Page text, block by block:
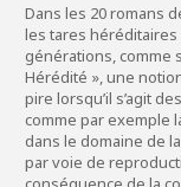
Dans les 20 romans
les tares héréditaires
générations, comme
Hérédité », une
pire lorsqu’il s’agit
comme par exemple
dans le domaine de
par voie de